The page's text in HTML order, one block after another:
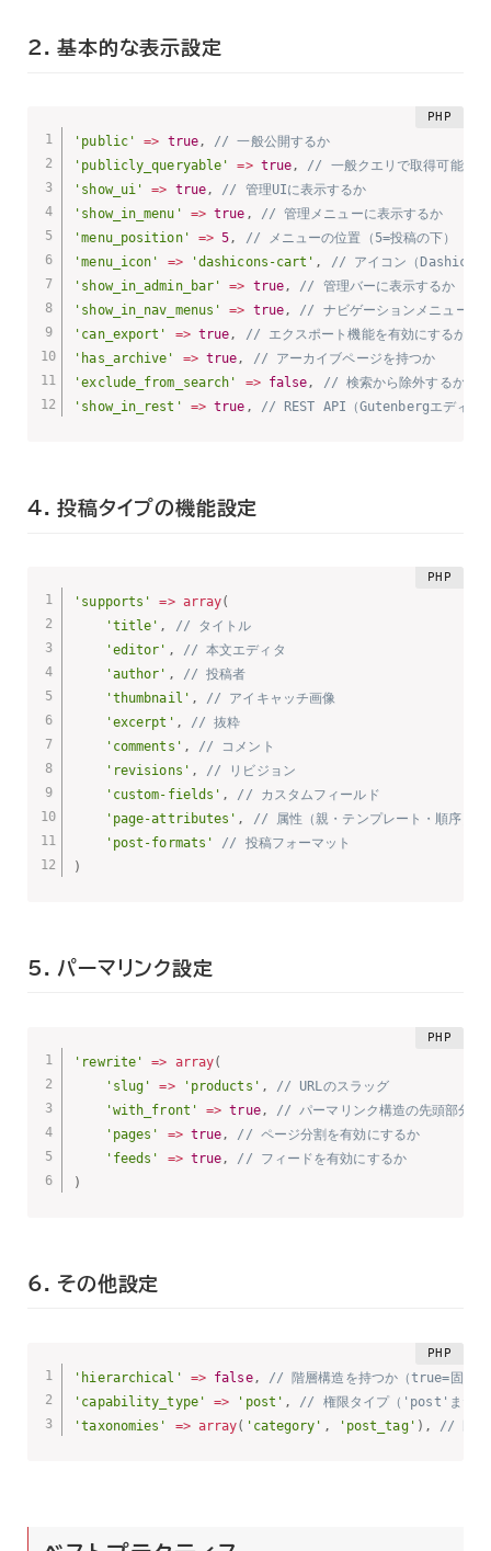
2. 基本的な表示設定
'public' => true,
// 一般公開するか
'publicly_queryable'
=> true ,
// 一般クエリで取得可能か
'show_ui'
=> true ,
// 管理UIに表示するか
'show_in_menu' => true ,
// 管理メニューに表示するか
'menu_position' => 5 ,
// メニューの位置（5=投稿の下）
'menu_icon'
=> 'dashicons-cart' ,
// アイコン（Dashicons
'show_in_admin_bar'
=> true ,
// 管理バーに表示するか
'show_in_nav_menus'
=> true ,
// ナビゲーションメニューに
'can_export'
=> true ,
// エクスポート機能を有効にするか
'has_archive'
=> true ,
// アーカイブページを持つか
'exclude_from_search'
=> false ,
// 検索から除外するか
'show_in_rest' => true , // REST API（Gutenbergエディタ
4. 投稿タイプの機能設定
'supports' => array(
'title' ,
// タイトル
'editor' ,
// 本文エディタ
'author' ,
// 投稿者
'thumbnail' ,
// アイキャッチ画像
'excerpt' ,
// 抜粋
'comments' ,
// コメント
'revisions' ,
// リビジョン
'custom-fields' ,
// カスタムフィールド
'page-attributes' ,
// 属性（親・テンプレート・順序）
'post-formats'
// 投稿フォーマット
)
5. パーマリンク設定
'rewrite' => array(
'slug'
=> 'products' ,
// URLのスラッグ
'with_front'
=> true,
// パーマリンク構造の先頭部分を
'pages'
=> true ,
// ページ分割を有効にするか
'feeds'
=> true ,
// フィードを有効にするか
)
6. その他設定
'hierarchical' => false,
// 階層構造を持つか（true=固定
'capability_type'
=> 'post' ,
// 権限タイプ（'post'また
'taxonomies'
=> array( 'category' , 'post_tag' ) , // 既存